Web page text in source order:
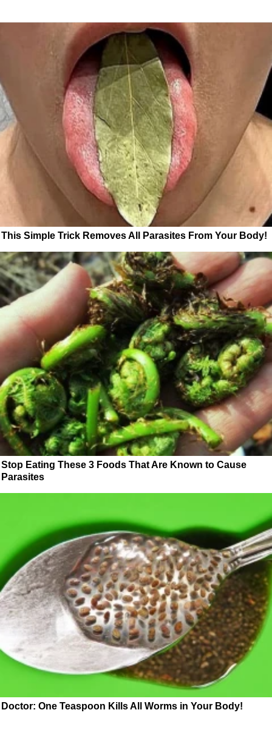
This Simple Trick Removes All Parasites From Your Body!
Stop Eating These 3 Foods That Are Known to Cause
Parasites
Doctor: One Teaspoon Kills All Worms in Your Body!